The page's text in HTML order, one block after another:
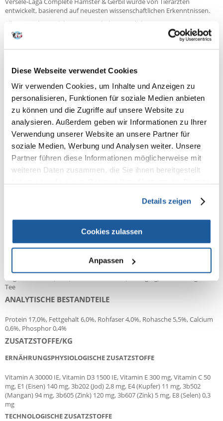
Diese Webseite verwendet Cookies
Wir verwenden Cookies, um Inhalte und Anzeigen zu
personalisieren, Funktionen für soziale Medien anbieten
zu können und die Zugriffe auf unsere Website zu
analysieren. Außerdem geben wir Informationen zu Ihrer
Verwendung unserer Website an unsere Partner für
soziale Medien, Werbung und Analysen weiter. Unsere
Partner führen diese Informationen möglicherweise mit
weiteren Daten zusammen, die Sie ihnen bereitgestellt
Details zeigen
Cookies zulassen
Anpassen
entwickelt, basierend auf neuesten wissenschaftlichen Erkenntnissen.
All-in-one - kein selektives Essverhalten möglich
Mit Huhn als tierischem Eiweiß, Getreide & Leinsamen für eine gute
ANIMAL PROTEIN
Mit Huhn als Quelle von tierischem Eiweiß. Ein Menü wie in der freien
CEREAL PLUS
Hoher Anteil an Getreide für einen hohen Stärkegehalt. Spendet Energie
und sorgt für Vitalität.
OPTI COAT
ZUSAMMENSETZUNG
Getreide (40%), pflanzliche Nebenerzeugnisse, Gemüse (Erbsen 15%),
Fleisch und tierische Nebenerzeugnisse (Huhn 4%), Obst (Apfel 4%), Öle
und Fette (Lachsöl 1%), Saaten (Leinsaat 2%), Mineralstoffe
Tee
ANALYTISCHE BESTANDTEILE
Protein 17,0%, Fettgehalt 6,0%, Rohfaser 4,0%, Rohasche 5,5%, Calcium
0,6%, Phosphor 0,4%
ZUSATZSTOFFE/KG
ERNÄHRUNGSPHYSIOLOGISCHE ZUSATZSTOFFE
Vitamin A 30000 IE, Vitamin D3 1500 IE, Vitamin E 300 mg, Vitamin C 50
mg, E1 (Eisen) 140 mg, 3b202 (Jod) 2,8 mg, E4 (Kupfer) 11 mg, 3b502
(Mangan) 94 mg, 3b605 (Zink) 120 mg, 3b607 (Zink) 5 mg, E8 (Selen) 0,3
mg
TECHNOLOGISCHE ZUSATZSTOFFE